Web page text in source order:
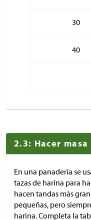
30
40
2.3: Hacer masa
En una panadería se
tazas de harina para
hacen tandas más
pequeñas, pero
harina. Completa la